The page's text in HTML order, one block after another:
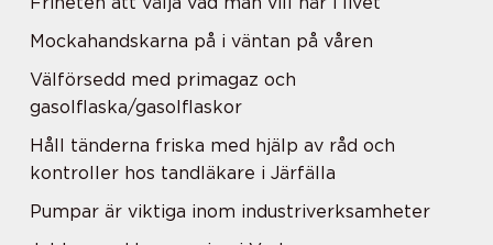
Mockahandskarna på i väntan på våren
Välförsedd med primagaz och
gasolflaska/gasolflaskor
Håll tänderna friska med hjälp av råd och
kontroller hos tandläkare i Järfälla
Pumpar är viktiga inom industriverksamheter